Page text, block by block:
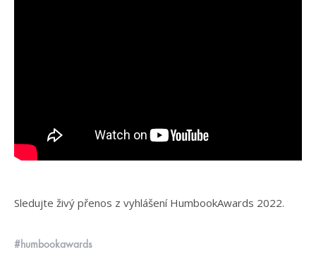
Sledujte živý přenos z vyhlášení HumbookAwards 2022.
#humbookawards